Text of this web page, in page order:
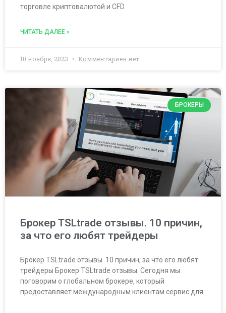
торговле криптовалютой и CFD.
ЧИТАТЬ ДАЛЕЕ »
10 ноября, 2023 Комментариев нет
БРОКЕРЫ
Брокер TSLtrade отзывы. 10 причин,
за что его любят трейдеры
Брокер TSLtrade отзывы. 10 причин, за что его любят
трейдеры Брокер TSLtrade отзывы. Сегодня мы
поговорим о глобальном брокере, который
предоставляет международным клиентам сервис для